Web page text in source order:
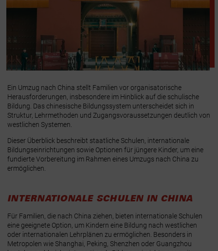
Ein Umzug nach China stellt Familien vor organisatorische
Herausforderungen, insbesondere im Hinblick auf die schulische
Bildung. Das chinesische Bildungssystem unterscheidet sich in
Struktur, Lehrmethoden und Zugangsvoraussetzungen deutlich von
westlichen Systemen.
Dieser Überblick beschreibt staatliche Schulen, internationale
Bildungseinrichtungen sowie Optionen für jüngere Kinder, um eine
fundierte Vorbereitung im Rahmen eines Umzugs nach China zu
ermöglichen.
INTERNATIONALE SCHULEN IN CHINA
Für Familien, die nach China ziehen, bieten internationale Schulen
eine geeignete Option, um Kindern eine Bildung nach westlichen
oder internationalen Lehrplänen zu ermöglichen. Besonders in
Metropolen wie Shanghai, Peking, Shenzhen oder Guangzhou